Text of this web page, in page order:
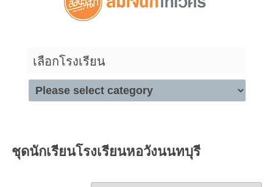
เลือกโรงเรียน
ชุดนักเรียนโรงเรียนหอวังนนทบุรี